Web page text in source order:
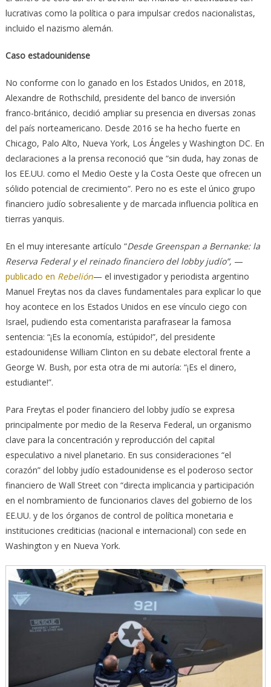
lucrativas como la política o para impulsar credos nacionalistas,
incluido el nazismo alemán.
Caso estadounidense
No conforme con lo ganado en los Estados Unidos, en 2018,
Alexandre de Rothschild, presidente del banco de inversión
franco-británico, decidió ampliar su presencia en diversas zonas
del país norteamericano. Desde 2016 se ha hecho fuerte en
Chicago, Palo Alto, Nueva York, Los Ángeles y Washington DC. En
declaraciones a la prensa reconoció que “sin duda, hay zonas de
los EE.UU. como el Medio Oeste y la Costa Oeste que ofrecen un
sólido potencial de crecimiento”. Pero no es este el único grupo
financiero judío sobresaliente y de marcada influencia política en
tierras yanquis.
En el muy interesante artículo “Desde Greenspan a Bernanke: la
Reserva Federal y el reinado financiero del lobby judío”, —
publicado en Rebelión— el investigador y periodista argentino
Manuel Freytas nos da claves fundamentales para explicar lo que
hoy acontece en los Estados Unidos en ese vínculo ciego con
Israel, pudiendo esta comentarista parafrasear la famosa
sentencia: “¡Es la economía, estúpido!”, del presidente
estadounidense William Clinton en su debate electoral frente a
George W. Bush, por esta otra de mi autoría: “¡Es el dinero,
estudiante!”.
Para Freytas el poder financiero del lobby judío se expresa
principalmente por medio de la Reserva Federal, un organismo
clave para la concentración y reproducción del capital
especulativo a nivel planetario. En sus consideraciones “el
corazón” del lobby judío estadounidense es el poderoso sector
financiero de Wall Street con “directa implicancia y participación
en el nombramiento de funcionarios claves del gobierno de los
EE.UU. y de los órganos de control de política monetaria e
instituciones crediticias (nacional e internacional) con sede en
Washington y en Nueva York.